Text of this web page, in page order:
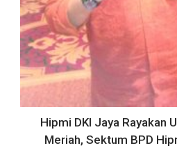
Hipmi DKI Jaya Rayakan
Meriah, Sektum BPD